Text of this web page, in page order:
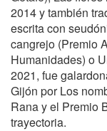
2014 y también
escrita con
cangrejo (Premio
Humanidades) o
2021, fue
Gijón por Los
Rana y el Premio
trayectoria.